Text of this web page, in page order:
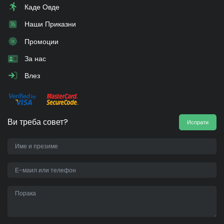
Каде Овде
Наши Приказни
Промоции
За нас
Влез
Ви треба совет? Испрати